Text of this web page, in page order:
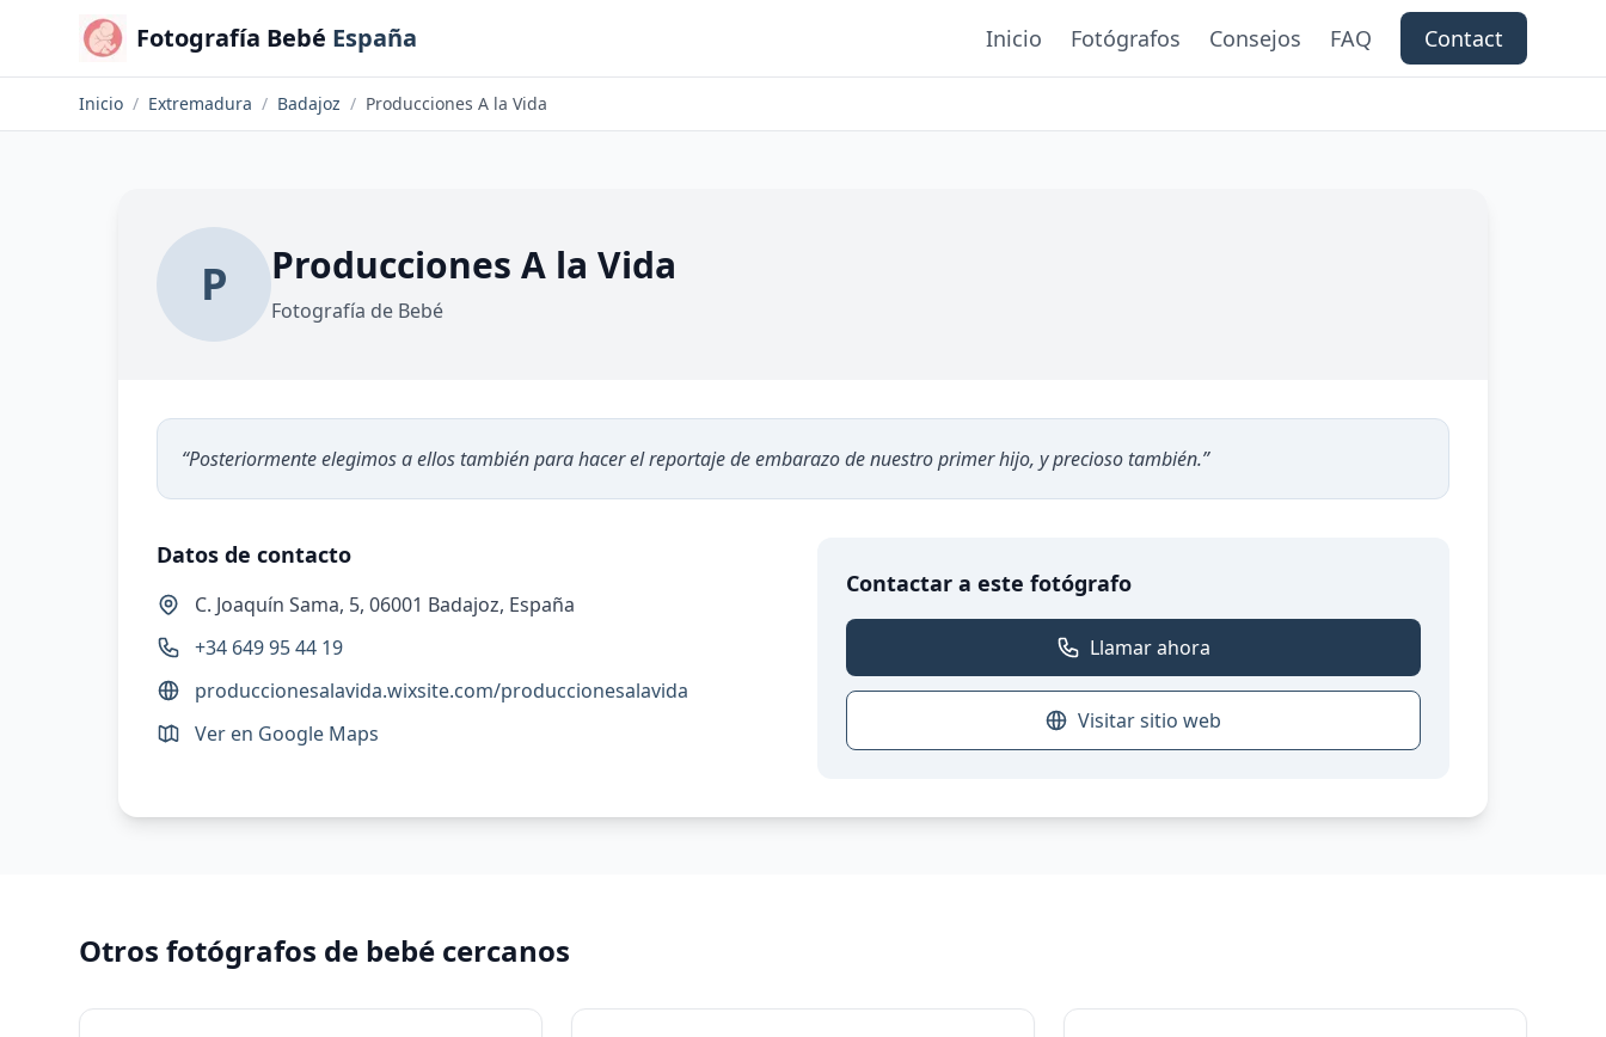
Fotografía Bebé España Inicio Fotógrafos Consejos FAQ Contact
Inicio / Extremadura / Badajoz / Producciones A la Vida
P Producciones A la Vida
Fotografía de Bebé
“Posteriormente elegimos a ellos también para hacer el reportaje de embarazo de nuestro primer hijo, y precioso también.”
Datos de contacto
C. Joaquín Sama, 5, 06001 Badajoz, España
+34 649 95 44 19
produccionesalavida.wixsite.com/produccionesalavida
Ver en Google Maps
Contactar a este fotógrafo
Llamar ahora
Visitar sitio web
Otros fotógrafos de bebé cercanos